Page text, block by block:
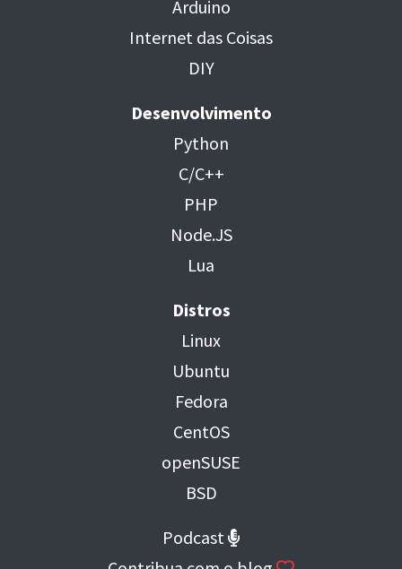
Arduino
Internet das Coisas
DIY
Desenvolvimento
Python
C/C++
PHP
Node.JS
Lua
Distros
Linux
Ubuntu
Fedora
CentOS
openSUSE
BSD
Podcast